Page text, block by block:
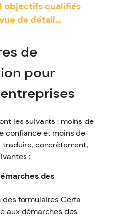
objectifs qualifiés
de détail…
de
pour
les suivants : moins de
confiance et moins de
traduire, concrètement,
:
des
des formulaires Cerfa
aux démarches des